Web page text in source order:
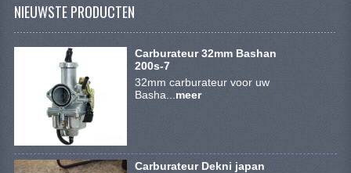
SHINERAY 200STIIE-B
SHINERAY 250 STXE
ACCESSOIRES
ELECTRONICA
NIEUWSTE PRODUCTEN
Carburateur 32mm Bashan
200s-7
32mm carburateur voor uw
Basha... meer
Carburateur Dekni japan